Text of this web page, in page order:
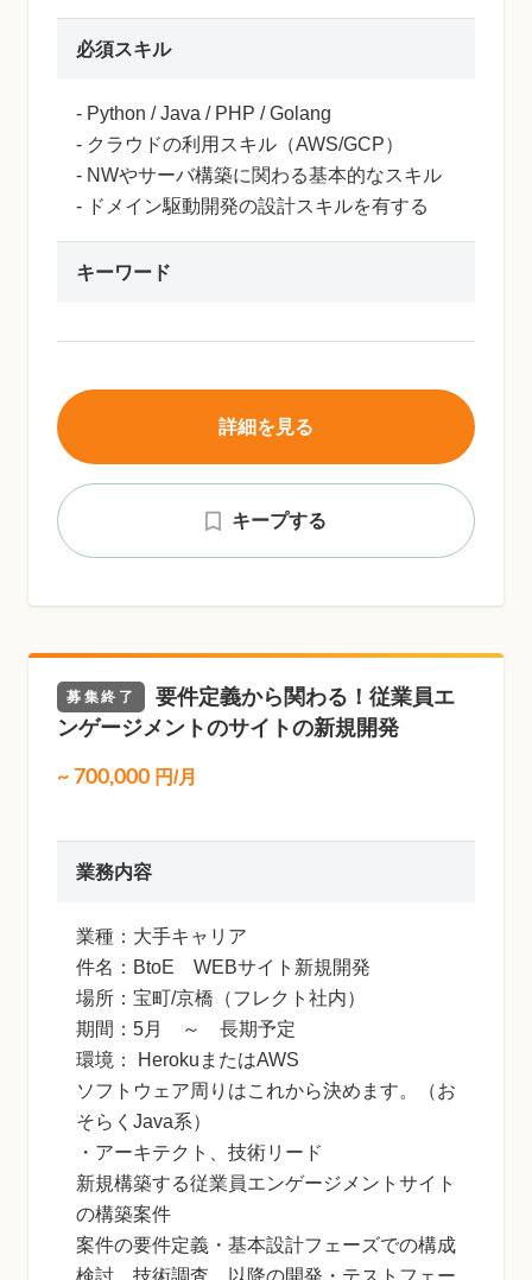
必須スキル
- Python / Java / PHP / Golang
- クラウドの利用スキル（AWS/GCP）
- NWやサーバ構築に関わる基本的なスキル
- ドメイン駆動開発の設計スキルを有する
キーワード
キープする
詳細を見る
募集終了
要件定義から関わる！従業員エ
ンゲージメントのサイトの新規開発
~ 700,000 円/月
業務内容
業種：大手キャリア
件名：BtoE WEBサイト新規開発
場所：宝町/京橋（フレクト社内）
期間：5月 ～ 長期予定
環境： HerokuまたはAWS
ソフトウェア周りはこれから決めます。（お
そらくJava系）
・アーキテクト、技術リード
新規構築する従業員エンゲージメントサイト
の構築案件
案件の要件定義・基本設計フェーズでの構成
検討、技術調査、以降の開発・テストフェー